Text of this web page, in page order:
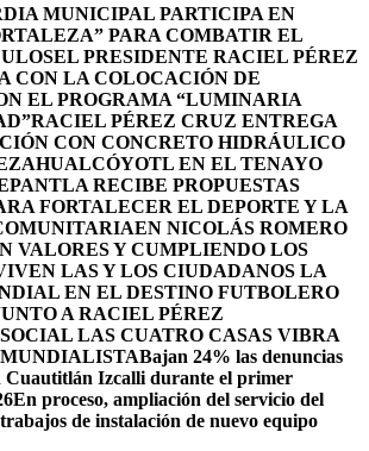
MUNICIPAL PARTICIPA EN
PARA COMBATIR EL
EL PRESIDENTE RACIEL PÉREZ
CON LA COLOCACIÓN DE
EL PROGRAMA “LUMINARIA
RACIEL PÉREZ CRUZ ENTREGA
CON CONCRETO HIDRÁULICO
EN EL TENAYO
RECIBE PROPUESTAS
FORTALECER EL DEPORTE Y LA
EN NICOLÁS ROMERO
VALORES Y CUMPLIENDO LOS
LAS Y LOS CIUDADANOS LA
EN EL DESTINO FUTBOLERO
A RACIEL PÉREZ
LAS CUATRO CASAS VIBRA
Bajan 24% las denuncias
Cuautitlán Izcalli durante el primer
En proceso, ampliación del servicio del
de instalación de nuevo equipo